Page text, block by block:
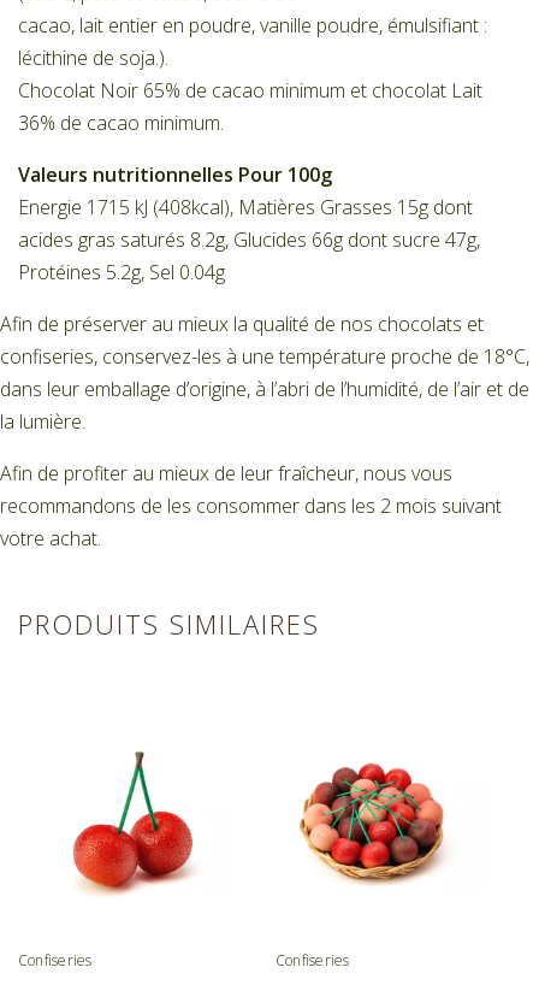
cacao, lait entier en poudre, vanille poudre, émulsifiant :
lécithine de soja.).
Chocolat Noir 65% de cacao minimum et chocolat Lait
36% de cacao minimum.
Valeurs nutritionnelles Pour 100g
Energie 1715 kJ (408kcal), Matières Grasses 15g dont
acides gras saturés 8.2g, Glucides 66g dont sucre 47g,
Protéines 5.2g, Sel 0.04g
Afin de préserver au mieux la qualité de nos chocolats et
confiseries, conservez-les à une température proche de 18°C,
dans leur emballage d’origine, à l’abri de l’humidité, de l’air et de
la lumière.
Afin de profiter au mieux de leur fraîcheur, nous vous
recommandons de les consommer dans les 2 mois suivant
votre achat.
PRODUITS SIMILAIRES
Confiseries Confiseries